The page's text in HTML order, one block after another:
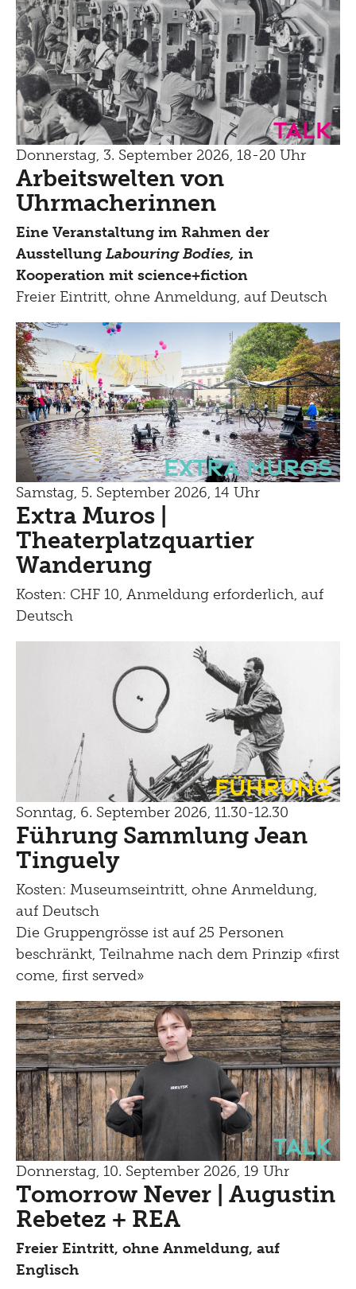
Talk
Donnerstag, 3. September 2026, 18-20 Uhr
Arbeitswelten von
Uhrmacherinnen
Eine Veranstaltung im Rahmen der
Ausstellung Labouring Bodies, in
Kooperation mit science+fiction
Freier Eintritt, ohne Anmeldung, auf Deutsch
Extra Muros
Samstag, 5. September 2026, 14 Uhr
Extra Muros |
Theaterplatzquartier
Wanderung
Kosten: CHF 10, Anmeldung erforderlich, auf
Deutsch
Führung
Sonntag, 6. September 2026, 11.30-12.30
Führung Sammlung Jean
Tinguely
Kosten: Museumseintritt, ohne Anmeldung,
auf Deutsch
Die Gruppengrösse ist auf 25 Personen
beschränkt, Teilnahme nach dem Prinzip «first
come, first served»
Talk
Donnerstag, 10. September 2026, 19 Uhr
Tomorrow Never | Augustin
Rebetez + REA
Freier Eintritt, ohne Anmeldung, auf
Englisch